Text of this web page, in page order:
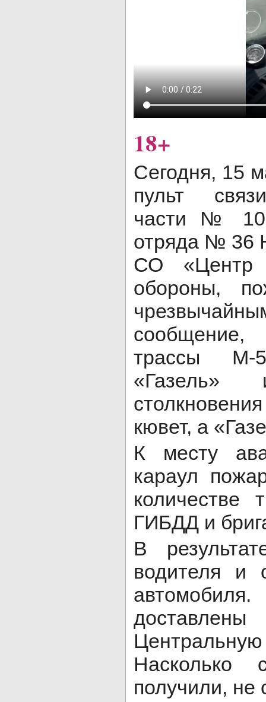
18+
Сегодня, 15
пульт
части № 105
отряда № 36
СО «Центр
обороны,
трассы М-
кювет, а
К месту
караул
количестве
ГИБДД и
В
водителя и
Насколько
получили, не